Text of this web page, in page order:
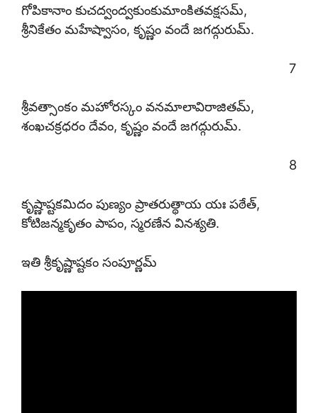
గోపికానాం కుచద్వంద్వకుంకుమాంకితవక్షసమ్,
శ్రీనికేతం మహేష్వాసం, కృష్ణం వందే జగద్గురుమ్.
7
శ్రీవత్సాంకం మహోరస్కం వనమాలావిరాజితమ్,
శంఖచక్రధరం దేవం, కృష్ణం వందే జగద్గురుమ్.
8
కృష్ణాష్టకమిదం పుణ్యం ప్రాతరుత్థాయ యః పఠేత్,
కోటిజన్మకృతం పాపం, స్మరణేన వినశ్యతి.
ఇతి శ్రీకృష్ణాష్టకం సంపూర్ణమ్